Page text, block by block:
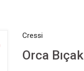
Cressi
Orca Bıçak